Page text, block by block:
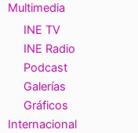
Multimedia
INE TV
INE Radio
Podcast
Galerías
Gráficos
Internacional